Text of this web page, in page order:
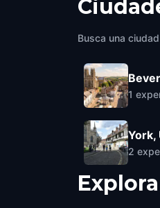
Busca una
1
York,
2